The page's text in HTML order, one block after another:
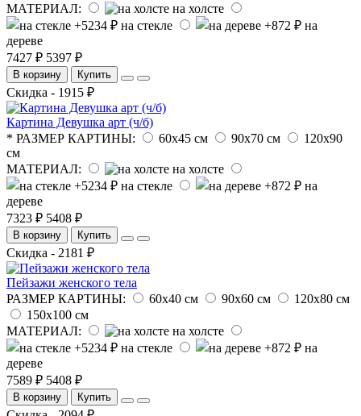
МАТЕРИАЛ:
на холсте
на стекле
на
дереве
7427 ₽ 5397 ₽
В корзину Купить
Скидка - 1915 ₽
Картина Девушка арт (ч/б)
* РАЗМЕР КАРТИНЫ:
60х45 см 90х70 см
120х90
см
МАТЕРИАЛ:
на холсте
на стекле
на
дереве
7323 ₽ 5408 ₽
В корзину Купить
Скидка - 2181 ₽
Пейзажи женского тела
РАЗМЕР КАРТИНЫ:
60х40 см 90х60 см
120х80 см
150х100 см
МАТЕРИАЛ:
на холсте
на стекле
на
дереве
7589 ₽ 5408 ₽
В корзину Купить